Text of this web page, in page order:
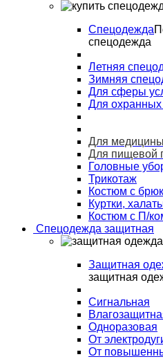
Спецодежда
спецодежда
Летняя
Зимняя
Для сферы
Для охранных
Для медицины
Для пищевой
Головные
Трикотаж
Костюм с
Куртки,
Костюм с П/
Спецодежда защитная
Защитная
защитная
Сигнальная
Одноразовая
От
От